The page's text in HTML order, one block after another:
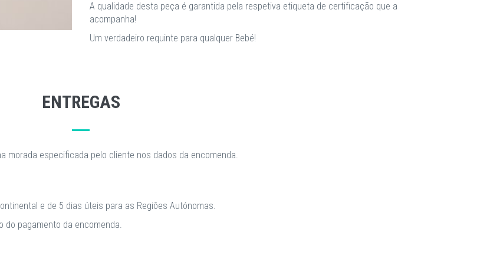
A qualidade desta peça é garantida pela respetiva etiqueta de certificação que a
acompanha!
Um verdadeiro requinte para qualquer Bebé!
ENTREGAS
morada especificada pelo cliente nos dados da encomenda.
e de 5 dias úteis para as Regiões Autónomas.
do pagamento da encomenda.